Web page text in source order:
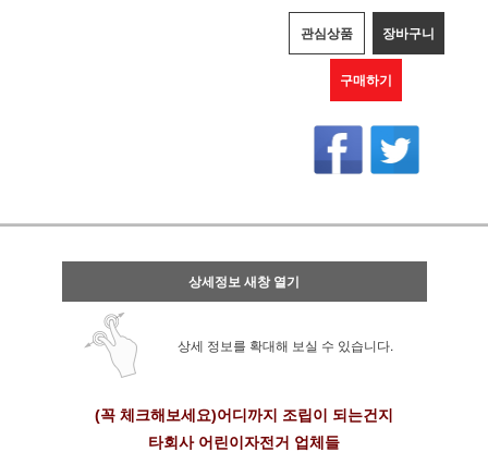
관심상품 장바구니
구매하기
상세정보 새창 열기
상세 정보를 확대해 보실 수 있습니다.
(꼭 체크해보세요)어디까지 조립이 되는건지
타회사 어린이자전거 업체들